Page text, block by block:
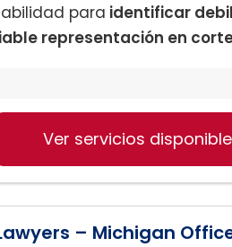
para identificar
representación en
Ver servicios
– Michigan